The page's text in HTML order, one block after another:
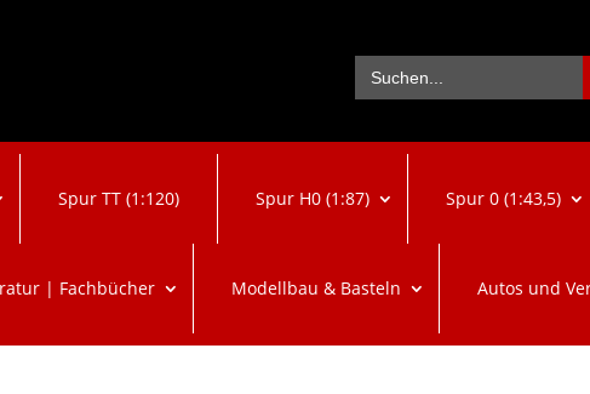
Search
for:
Spur TT (1:120) Spur H0 (1:87) Spur 0 (1:43,5)
| Fachbücher Modellbau & Basteln Autos und